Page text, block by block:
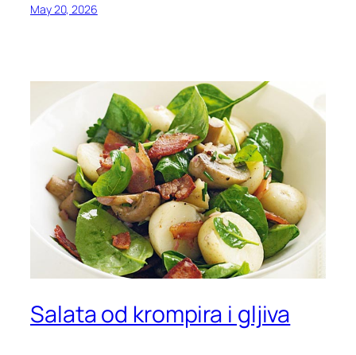
May 20, 2026
Salata od krompira i gljiva